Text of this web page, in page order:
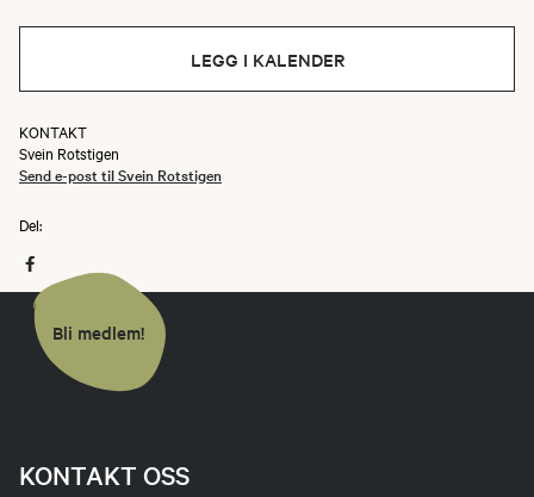
LEGG I KALENDER
KONTAKT
Svein Rotstigen
Send e-post til Svein Rotstigen
Del:
Bli medlem!
KONTAKT OSS